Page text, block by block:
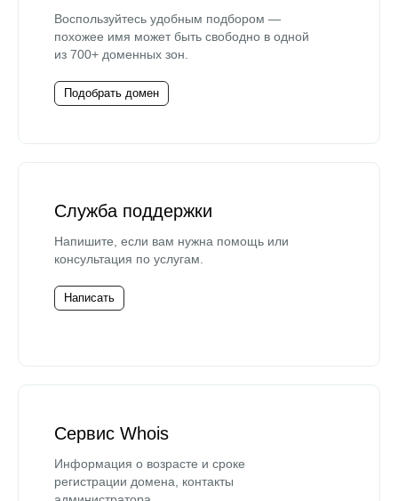
Воспользуйтесь удобным подбором —
похожее имя может быть свободно в одной
из 700+ доменных зон.
Подобрать домен
Служба поддержки
Напишите, если вам нужна помощь или
консультация по услугам.
Написать
Сервис Whois
Информация о возрасте и сроке
регистрации домена, контакты